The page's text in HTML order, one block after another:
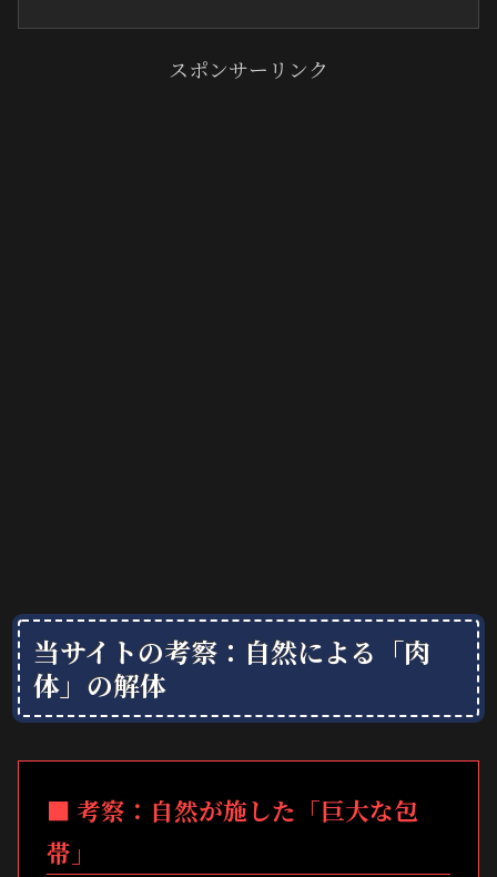
スポンサーリンク
当サイトの考察：自然による「肉
体」の解体
■ 考察：自然が施した「巨大な包
帯」